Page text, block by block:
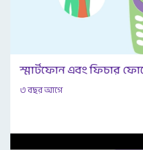
স্মার্টফোন এবং ফিচার
৩ বছর আগে